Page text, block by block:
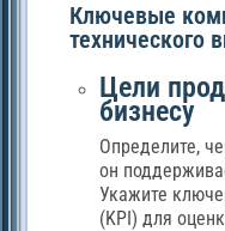
Ключевые
технического
Цели
бизнесу
Определите,
он
Укажите
(KPI) для